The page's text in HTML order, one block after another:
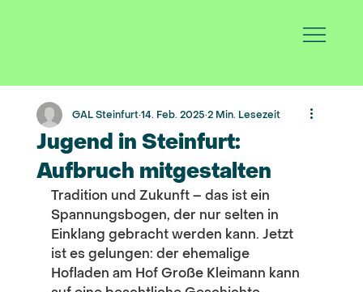
Jugend in Steinfurt:
Aufbruch mitgestalten
GAL Steinfurt 14. Feb. 2025 2 Min. Lesezeit
Tradition und Zukunft – das ist ein
Spannungsbogen, der nur selten in
Einklang gebracht werden kann. Jetzt
ist es gelungen: der ehemalige
Hofladen am Hof Große Kleimann kann